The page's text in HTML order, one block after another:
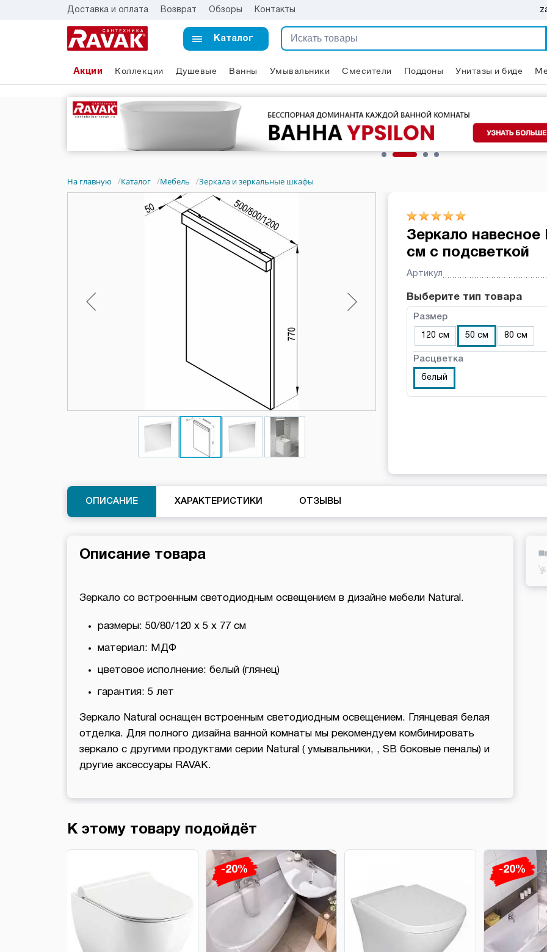
Доставка и оплата Возврат Обзоры Контакты
Каталог
Акции Коллекции Душевые Ванны Умывальники Смесители Поддоны Унитазы и биде
На главную /Каталог /Мебель /Зеркала и зеркальные шкафы
Зеркало навесное
см с подсветкой
Артикул
Выберите тип товара
Размер
120 см 50 см 80 см
Расцветка
белый
ОПИСАНИЕ ХАРАКТЕРИСТИКИ ОТЗЫВЫ
Описание товара
Зеркало со встроенным светодиодным освещением в дизайне мебели Natural.
размеры: 50/80/120 x 5 x 77 см
материал: МДФ
цветовое исполнение: белый (глянец)
гарантия: 5 лет
Зеркало Natural оснащен встроенным светодиодным освещением. Глянцевая белая
отделка. Для полного дизайна ванной комнаты мы рекомендуем комбинировать
зеркало с другими продуктами серии Natural ( умывальники, , SB боковые пеналы) и
другие аксессуары RAVAK.
К этому товару подойдёт
-20% -20%